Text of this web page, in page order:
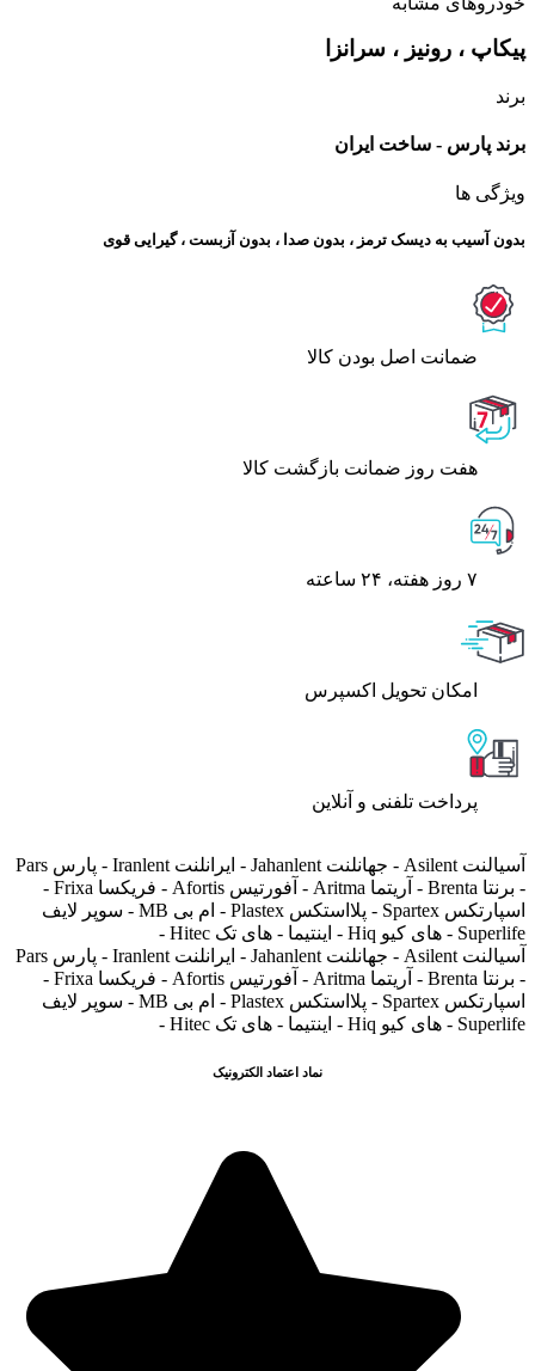
پیکاپ ، رونیز ، سرانزا
برند
برند پارس - ساخت ایران
ویژگی ها
بدون آسیب به دیسک ترمز ، بدون صدا ، بدون آزبست ، گیرایی قوی​
ﺿﻤﺎﻧﺖ اﺻﻞ ﺑﻮدن ﮐﺎﻟﺎ
هفت روز ضمانت بازگشت کالا
۷ روز ﻫﻔﺘﻪ، ۲۴ ﺳﺎﻋﺘﻪ
اﻣﮑﺎن ﺗﺤﻮﯾﻞ اﮐﺴﭙﺮس
پرداخت تلفنی و آنلاین
آسیالنت Asilent - جهانلنت Jahanlent - ایرانلنت Iranlent - پارس Pars
- برنتا Brenta - آریتما Aritma - آفورتیس Afortis - فریکسا Frixa -
اسپارتکس Spartex - پلااستکس Plastex - ام بی MB - سوپر لایف
Superlife - های کیو Hiq - اینتیما - های تک Hitec -
آسیالنت Asilent - جهانلنت Jahanlent - ایرانلنت Iranlent - پارس Pars
- برنتا Brenta - آریتما Aritma - آفورتیس Afortis - فریکسا Frixa -
اسپارتکس Spartex - پلااستکس Plastex - ام بی MB - سوپر لایف
Superlife - های کیو Hiq - اینتیما - های تک Hitec -
نماد اعتماد الکترونیک